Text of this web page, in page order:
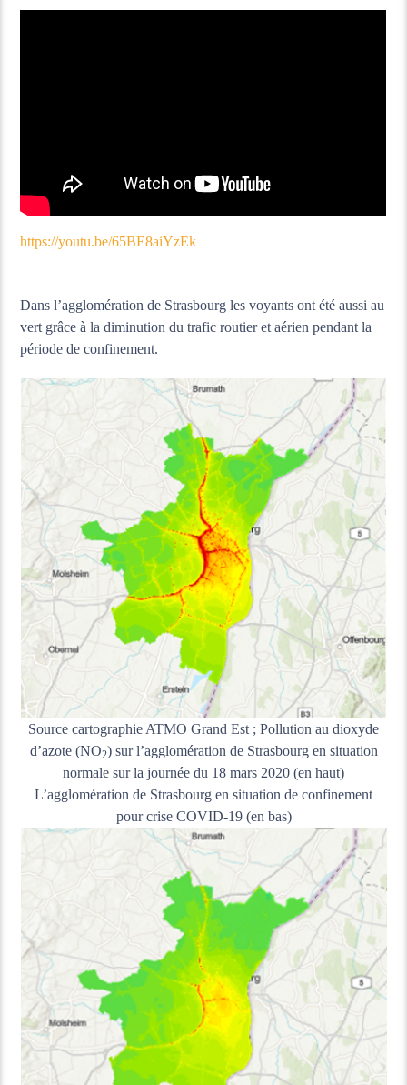
https://youtu.be/65BE8aiYzEk
Dans l’agglomération de Strasbourg les voyants ont été aussi au
vert grâce à la diminution du trafic routier et aérien pendant la
période de confinement.
Source cartographie ATMO Grand Est ; Pollution au dioxyde
d’azote (NO2) sur l’agglomération de Strasbourg en situation
normale sur la journée du 18 mars 2020 (en haut)
L’agglomération de Strasbourg en situation de confinement
pour crise COVID-19 (en bas)